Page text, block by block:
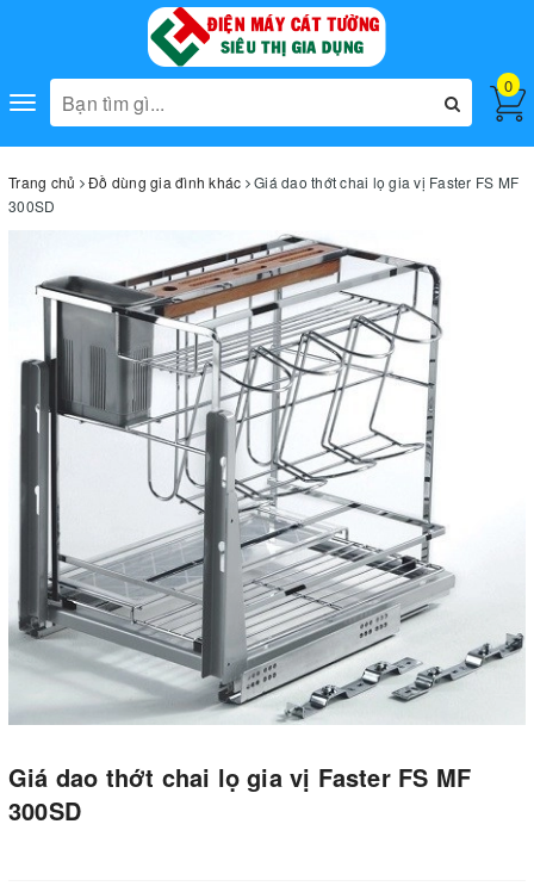
Toggle
navigation
0
Trang chủ Đồ dùng gia đình khác
Giá dao thớt chai lọ gia vị Faster FS MF
300SD
Giá dao thớt chai lọ gia vị Faster FS MF
300SD